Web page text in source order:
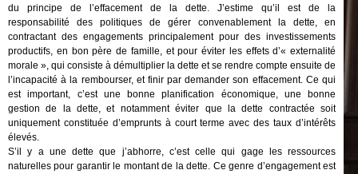
du principe de l’effacement de la dette. J’estime qu’il est de la
responsabilité des politiques de gérer convenablement la dette, en
contractant des engagements principalement pour des investissements
productifs, en bon père de famille, et pour éviter les effets d’« externalité
morale », qui consiste à démultiplier la dette et se rendre compte ensuite de
l’incapacité à la rembourser, et finir par demander son effacement. Ce qui
est important, c’est une bonne planification économique, une bonne
gestion de la dette, et notamment éviter que la dette contractée soit
uniquement constituée d’emprunts à court terme avec des taux d’intérêts
élevés.
S’il y a une dette que j’abhorre, c’est celle qui gage les ressources
naturelles pour garantir le montant de la dette. Ce genre d’engagement est